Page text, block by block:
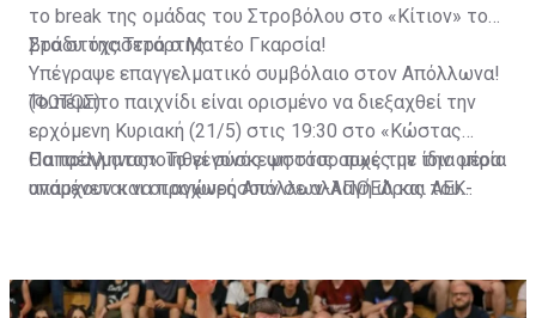
το break της ομάδας του Στροβόλου στο «Κίτιον» το
βράδυ της Τετάρτης.
Στο στόχαστρο ο Ματέο Γκαρσία!
Υπέγραψε επαγγελματικό συμβόλαιο στον Απόλλωνα!
(ΦΩΤΟΣ)
Το πέμπτο παιχνίδι είναι ορισμένο να διεξαχθεί την
ερχόμενη Κυριακή (21/5) στις 19:30 στο «Κώστας
Παπαέλληνας». Το γεγονός ωστόσο πως την ίδια μέρα
υπάρχουν και οι αγώνες Απόλλων-ΑΠΟΕΛ και ΑΕΚ-
Θα πραγματοποιηθεί σύσκεψη στις αρχές με την οποία
αναμένεται να προχωρήσουν σε αλλαγή ώρας του
εξελίξεις.